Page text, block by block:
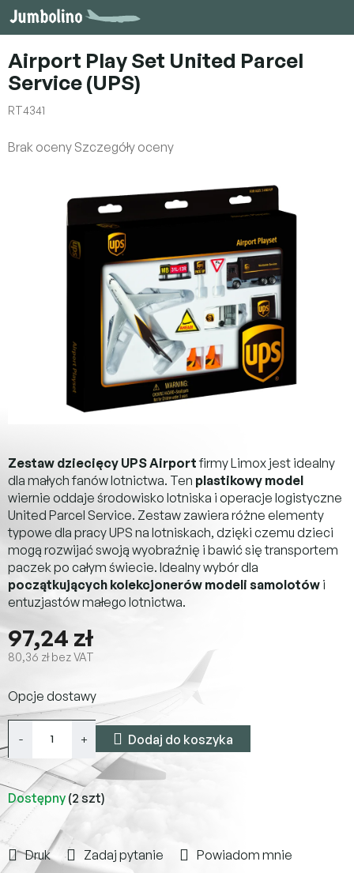
Przejść
do
Airport Play Set United Parcel
Service (UPS)
RT4341
Średnia
Brak oceny Szczegóły oceny
97,24 zł
80,36 zł bez VAT
jednostkowa:
Dostępny (2 szt)
Opcje dostawy
Dodaj do koszyka
Zestaw dziecięcy UPS Airportfirmy Limox jest idealny
dla małych fanów lotnictwa. Ten plastikowy model
wiernie oddaje środowisko lotniska i operacje logistyczne
United Parcel Service. Zestaw zawiera różne elementy
typowe dla pracy UPS na lotniskach, dzięki czemu dzieci
mogą rozwijać swoją wyobraźnię i bawić się transportem
paczek po całym świecie. Idealny wybór dla
początkujących kolekcjonerów modeli samolotów i
entuzjastów małego lotnictwa.
Druk Zadaj pytanie Powiadom mnie